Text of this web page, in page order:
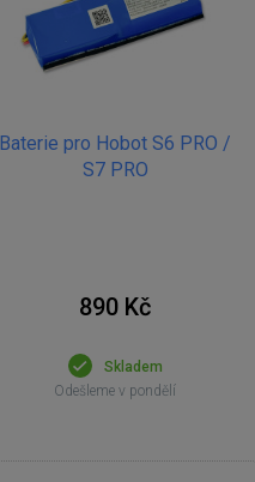
Baterie pro Hobot S6 PRO /
S7 PRO
890 Kč
Skladem
Odešleme v pondělí